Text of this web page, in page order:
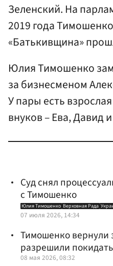
Зеленский. На
2019 года
«Батькивщина»
Юлия Тимошенко
за бизнесменом
У пары есть
внуков – Ева, Давид
Суд снял
с Тимошенко
Юлия Тимошенко Верховная Рада
07 июля 2026, 14:34
Тимошенко вернули
разрешили
08 мая 2026, 08:32